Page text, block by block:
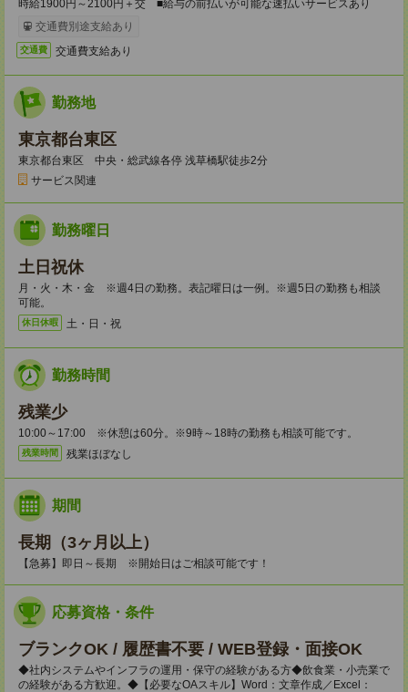
時給1900円～2100円＋交 ■給与の前払いが可能な速払いサービスあり
交通費別途支給あり
交通費 交通費支給あり
勤務地
東京都台東区
東京都台東区 中央・総武線各停 浅草橋駅徒歩2分
サービス関連
勤務曜日
土日祝休
月・火・木・金 ※週4日の勤務。表記曜日は一例。※週5日の勤務も相談
可能。
休日休暇 土・日・祝
勤務時間
残業少
10:00～17:00 ※休憩は60分。※9時～18時の勤務も相談可能です。
残業時間 残業ほぼなし
期間
長期（3ヶ月以上）
【急募】即日～長期 ※開始日はご相談可能です！
応募資格・条件
ブランクOK / 履歴書不要 / WEB登録・面接OK
◆社内システムやインフラの運用・保守の経験がある方◆飲食業・小売業で
の経験がある方歓迎。◆【必要なOAスキル】Word：文章作成／Excel：